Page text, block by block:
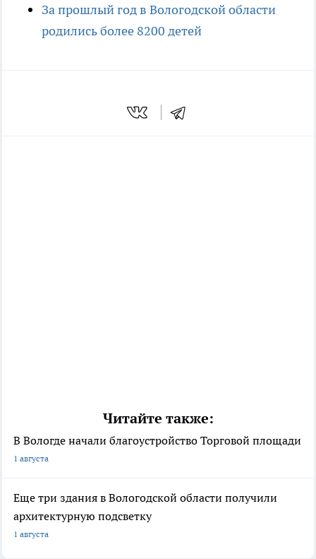
За прошлый год в Вологодской области
родились более 8200 детей
Читайте также:
В Вологде начали благоустройство Торговой площади
1 августа
Еще три здания в Вологодской области получили
архитектурную подсветку
1 августа